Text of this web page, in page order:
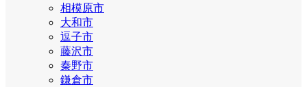
相模原市
大和市
逗子市
藤沢市
秦野市
鎌倉市